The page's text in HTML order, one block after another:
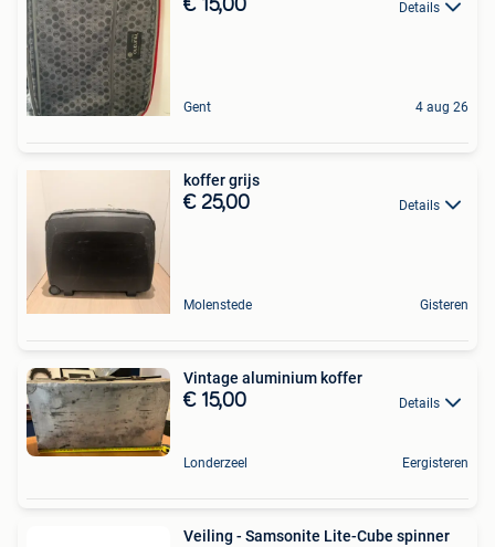
€ 15,00 Details
Gent 4 aug 26
koffer grijs
€ 25,00 Details
Molenstede Gisteren
Vintage aluminium koffer
€ 15,00 Details
Londerzeel Eergisteren
Veiling - Samsonite Lite-Cube spinner